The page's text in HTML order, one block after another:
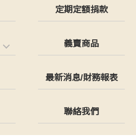
定期定額捐款
義賣商品
最新消息/財務報表
聯絡我們